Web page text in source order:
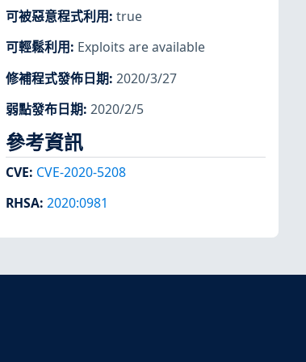
可被惡意程式利用: true
可輕鬆利用: Exploits are available
修補程式發佈日期: 2020/3/27
弱點發布日期: 2020/2/5
參考資訊
CVE: CVE-2020-5208
RHSA: 2020:0981